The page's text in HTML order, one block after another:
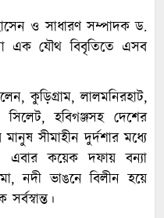
ও সাধারণ সম্পাদক ড.
এক যৌথ বিবৃতিতে এসব
কুড়িগ্রাম, লালমনিরহাট,
সিলেট, হবিগঞ্জসহ দেশের
সীমাহীন দুর্দশার মধ্যে
কয়েক দফায় বন্যা
নদী ভাঙনে বিলীন হয়ে